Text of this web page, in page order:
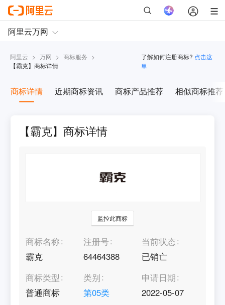
阿里云 > 万网 > 商标服务 >
【霸克】商标详情
了解如何注册商标? 点击这
里
商标详情 近期商标资讯 商标产品推荐 相似商标推荐
【霸克】商标详情
监控此商标
商标名称
霸克
注册号
64464388
当前状态
已销亡
商标类型
普通商标
类别
第05类
申请日期
2022-05-07